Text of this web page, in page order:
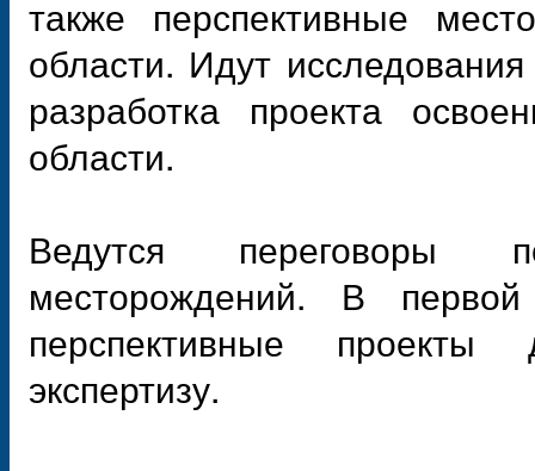
также перспективные
области. Идут
разработка проекта
области.
Ведутся переговоры
месторождений. В
перспективные
экспертизу.